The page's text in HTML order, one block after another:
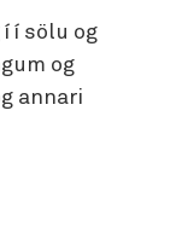
í sölu og
og
annari